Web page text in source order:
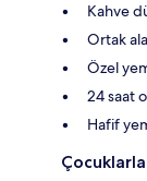
Kahve
Ortak
Özel
24 saat
Hafif